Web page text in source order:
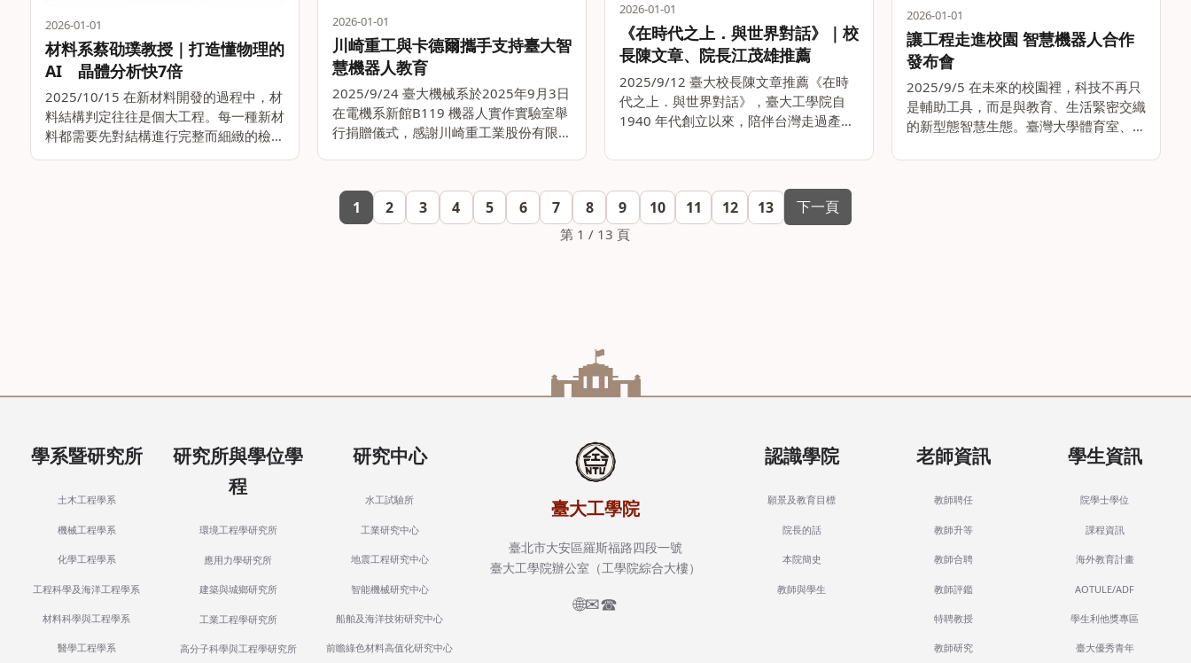
2026-01-01
材料系蔡劭璞教授｜打造懂物理的
AI 晶體分析快7倍
2025/10/15 在新材料開發的過程中，材
料結構判定往往是個大工程。每一種新材
料都需要先對結構進行完整而細緻的檢驗
與分析，才能與性能進行連結，但這一步
2026-01-01
川崎重工與卡德爾攜手支持臺大智
慧機器人教育
2025/9/24 臺大機械系於2025年9月3日
在電機系新館B119 機器人實作實驗室舉
行捐贈儀式，感謝川崎重工業股份有限公
臂 duAro給臺大機械工程學系。與會貴
賓。。
2026-01-01
《在時代之上．與世界對話》｜校
長陳文章、院長江茂雄推薦
2025/9/12 臺大校長陳文章推薦《在時
代之上．與世界對話》，臺大工學院自
1940 年代創立以來，陪伴台灣走過產業
80 週年，校友們的足跡從石化產業、十
會轉型為科。。
2026-01-01
讓工程走進校園 智慧機器人合作
發布會
2025/9/5 在未來的校園裡，科技不再只
是輔助工具，而是與教育、生活緊密交織
的新型態智慧生態。臺灣大學體育室、機
月25日啟動合作，以「智慧割草機器
1 2 3 4 5 6 7 8 9 10 11 12 13 下一頁
第 1 / 13 頁
學系暨研究所
土木工程學系
機械工程學系
化學工程學系
工程科學及海洋工程學系
材料科學與工程學系
醫學工程學系
研究所與學位學
程
環境工程學研究所
應用力學研究所
建築與城鄉研究所
工業工程學研究所
高分子科學與工程學研究所
研究中心
水工試驗所
工業研究中心
地震工程研究中心
智能機械研究中心
船舶及海洋技術研究中心
前瞻綠色材料高值化研究中心
臺大工學院
臺北市大安區羅斯福路四段一號
臺大工學院辦公室（工學院綜合大樓）
🌐✉☎
認識學院
願景及教育目標
院長的話
本院簡史
教師與學生
老師資訊
教師聘任
教師升等
教師合聘
教師評鑑
特聘教授
教師研究
學生資訊
院學士學位
課程資訊
海外教育計畫
AOTULE/ADF
學生利他獎專區
臺大優秀青年